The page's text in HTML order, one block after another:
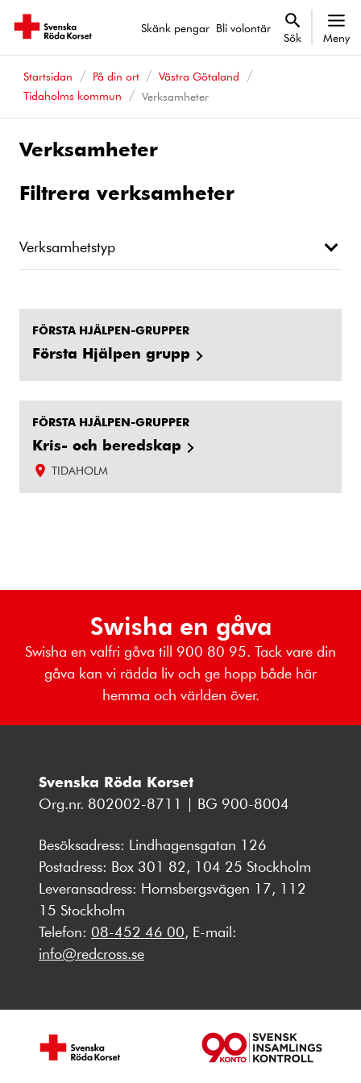
Skänk pengar Bli volontär
Sök Meny
Startsidan På din ort
Västra Götaland
Tidaholms kommun
Verksamheter
Verksamheter
Filtrera verksamheter
Verksamhetstyp
FÖRSTA HJÄLPEN-GRUPPER
Första Hjälpen grupp
FÖRSTA HJÄLPEN-GRUPPER
Kris- och beredskap
TIDAHOLM
Swisha en gåva
Swisha en valfri gåva till 900 80 95. Tack vare din
gåva kan vi rädda liv och ge hopp både här
hemma och världen över.
Svenska Röda Korset
Org.nr. 802002-8711 | BG 900-8004
Besöksadress: Lindhagensgatan 126
Postadress: Box 301 82, 104 25 Stockholm
Leveransadress: Hornsbergsvägen 17, 112
15 Stockholm
Telefon: 08-452 46 00, E-mail:
info@redcross.se